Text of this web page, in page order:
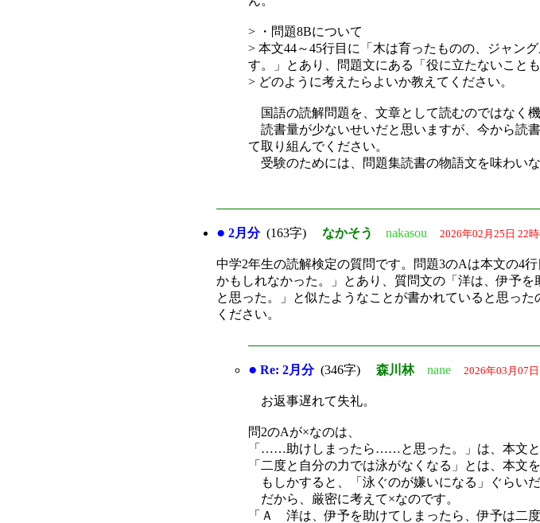
> ・問題8Bについて
> 本文44～45行目に「木は育ったものの、ジャン
す。」とあり、問題文にある「役に立たないこと
> どのように考えたらよいか教えてください。
国語の読解問題を、文章として読むのではなく
読書量が少ないせいだと思いますが、今から読
て取り組んでください。
受験のためには、問題集読書の物語文を味わい
● 2月分(163字) なかそう nakasou 2026年02月25日 22
中学2年生の読解検定の質問です。問題3のAは本文の4
かもしれなかった。」とあり、質問文の「洋は、伊予
と思った。」と似たようなことが書かれていると思っ
ください。
● Re: 2月分(346字) 森川林 nane 2026年03月07
お返事遅れて失礼。
問2のAが×なのは、
「……助けしまったら……と思った。」は、本文と
「二度と自分の力では泳がなくなる」とは、本文
もしかすると、「泳ぐのが嫌いになる」ぐらいだ
だから、厳密に考えて×なのです。
「Ａ 洋は、伊予を助けてしまったら、伊予は二